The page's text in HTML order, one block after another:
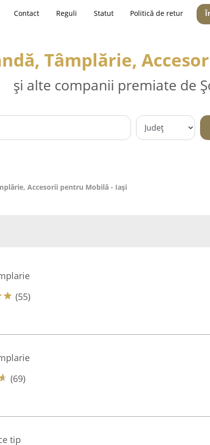
Contact Reguli Statut Politică de retur
Tâmplărie,
și alte companii premiate de
Accesorii pentru Mobilă - Iaşi
(55)
(69)
tip